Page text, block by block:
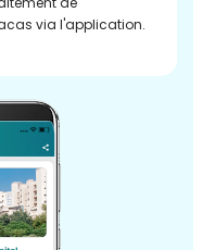
via l'application.